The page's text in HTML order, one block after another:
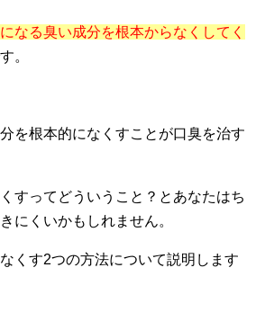
なる臭い成分を根本からなくしてく
。
を根本的になくすことが口臭を治す
すってどういうこと？とあなたはち
にくいかもしれません。
くす2つの方法について説明します